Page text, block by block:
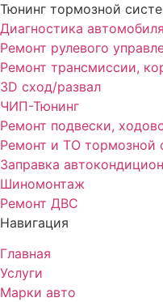
Тюнинг тормозной
Диагностика автомобиля
Ремонт рулевого
Ремонт трансмиссии,
3D сход/развал
ЧИП-Тюнинг
Ремонт подвески,
Ремонт и ТО тормозной
Заправка
Шиномонтаж
Ремонт ДВС
Навигация
Главная
Услуги
Марки авто